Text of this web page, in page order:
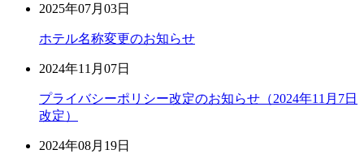
2025年07月03日
ホテル名称変更のお知らせ
2024年11月07日
プライバシーポリシー改定のお知らせ（2024年11月7日
改定）
2024年08月19日